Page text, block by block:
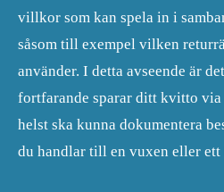
villkor som kan spela in i
såsom till exempel vilken
använder. I detta avseende är
fortfarande sparar ditt kvitto via
helst ska kunna dokumentera
du handlar till en vuxen eller ett